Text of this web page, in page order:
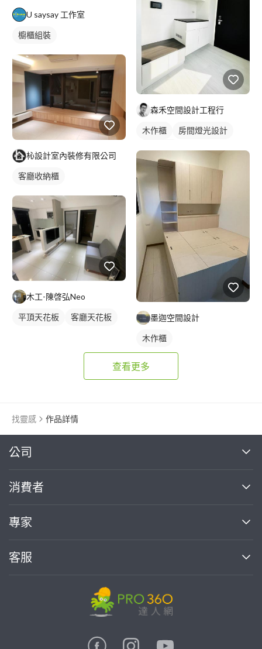
U saysay 工作室
櫥櫃組裝
杺設計室內裝修有限公司
客廳收納櫃
木工-陳啓弘Neo
平頂天花板 客廳天花板
森禾空間設計工程行
木作櫃
房間燈光設計
墨迦空間設計
木作櫃
查看更多
找靈感 作品詳情
公司
關於我們
部落格
加入我們
消費者
買服務
熱門服務
專家
案件中心
客服
繼續完成